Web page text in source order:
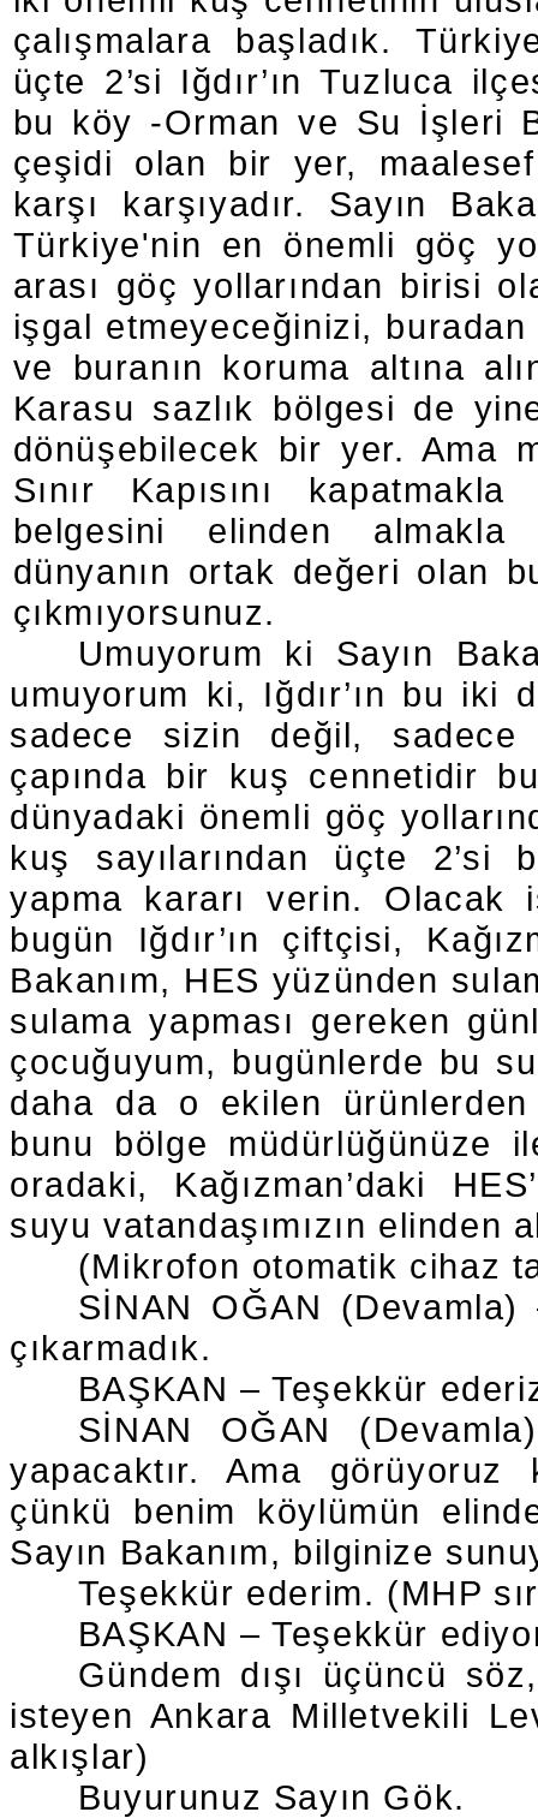
çalışmalara başladık.
üçte 2’si Iğdır’ın Tuzluca
bu köy -Orman ve Su İşleri
çeşidi olan bir yer,
karşı karşıyadır. Sayın
Türkiye'nin en önemli göç
arası göç yollarından birisi
işgal etmeyeceğinizi,
ve buranın koruma altına
Karasu sazlık bölgesi de
dönüşebilecek bir yer. Ama
Sınır Kapısını
belgesini elinden almakla
dünyanın ortak değeri olan
çıkmıyorsunuz.
Umuyorum ki Sayın
umuyorum ki, Iğdır’ın bu iki
sadece sizin değil, sadece
çapında bir kuş cennetidir
dünyadaki önemli göç
kuş sayılarından üçte 2’si
yapma kararı verin. Olacak
bugün Iğdır’ın çiftçisi,
Bakanım, HES yüzünden
sulama yapması gereken
çocuğuyum, bugünlerde bu
daha da o ekilen
bunu bölge müdürlüğünüze
oradaki, Kağızman’daki
suyu vatandaşımızın elinden
(Mikrofon otomatik cihaz
SİNAN OĞAN (Devamla)
çıkarmadık.
BAŞKAN – Teşekkür
SİNAN OĞAN
yapacaktır. Ama görüyoruz
çünkü benim köylümün
Sayın Bakanım, bilginize
Teşekkür ederim. (MHP
BAŞKAN – Teşekkür
Gündem dışı üçüncü
isteyen Ankara Milletvekili
alkışlar)
Buyurunuz Sayın Gök.